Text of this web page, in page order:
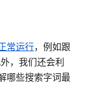
常运行，例如跟
，我们还会利
哪些搜索字词最